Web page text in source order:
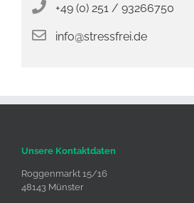
+49 (0) 251 / 93266750
info@stressfrei.de
Unsere Kontaktdaten
Roggenmarkt 15/16
48143 Münster